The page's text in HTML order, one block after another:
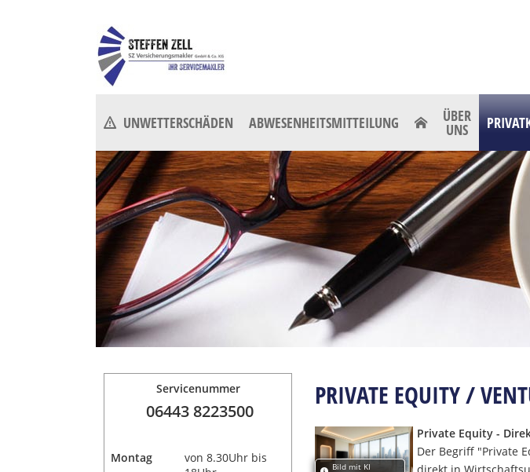
UNWETTERSCHÄDEN ABWESENHEITSMITTEILUNG ÜBER
UNS
Servicenummer
06443 8223500
Montag
von 8.30Uhr bis
PRIVATE EQUITY /
Bild mit KI
Private Equity -
Der Begriff "Private